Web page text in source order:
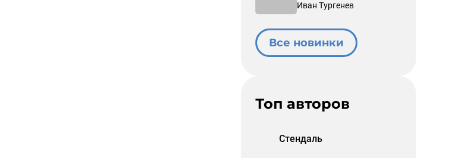
Иван Тургенев
Все новинки
Топ авторов
Стендаль